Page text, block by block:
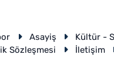
Asayiş
Kültür -
Sözleşmesi İletişim